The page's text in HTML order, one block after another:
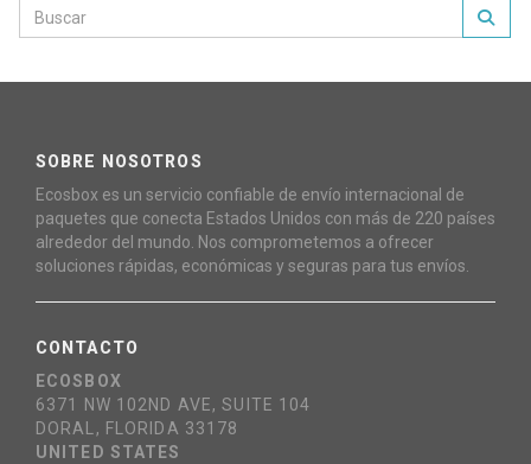
SOBRE NOSOTROS
Ecosbox es un servicio confiable de envío internacional de
paquetes que conecta Estados Unidos con más de 220 países
alrededor del mundo. Nos comprometemos a ofrecer
soluciones rápidas, económicas y seguras para tus envíos.
CONTACTO
ECOSBOX
6371 NW 102ND AVE, SUITE 104
DORAL, FLORIDA 33178
UNITED STATES